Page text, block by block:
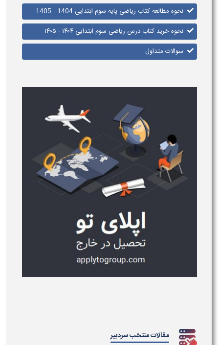
نحوه مطالعه کتاب ریاضی پایه سوم ابتدایی 1404 - 1405
نحوه خرید کتاب درس ریاضی سوم ابتدایی ۱۴۰۴ - ۱۴۰۵​
سوالات متداول
مقالات منتخب سردبیر